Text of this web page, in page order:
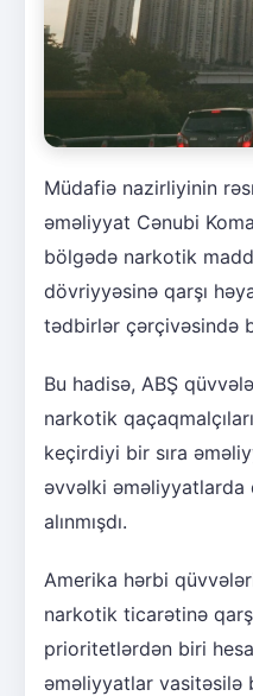
Müdafiə nazirliyinin
əməliyyat Cənubi
bölgədə narkotik
dövriyyəsinə qarşı
tədbirlər çərçivəsində
Bu hadisə, ABŞ
narkotik
keçirdiyi bir sıra
əvvəlki əməliyyatlarda
alınmışdı.
Amerika hərbi
narkotik ticarətinə
prioritetlərdən biri
əməliyyatlar vasitəsilə